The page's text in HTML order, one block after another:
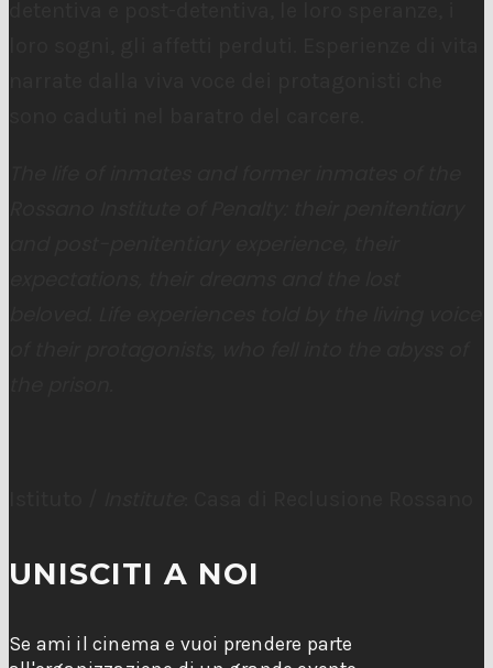
UNISCITI A NOI
Se ami il cinema e vuoi prendere parte